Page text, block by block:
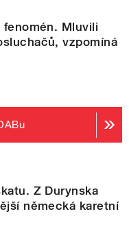
fenomén. Mluvili
vzpomíná
Z Durynska
německá karetní